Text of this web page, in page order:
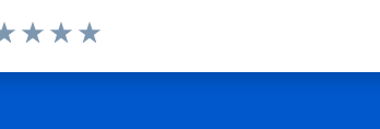
1 a 5 stelle la pagina